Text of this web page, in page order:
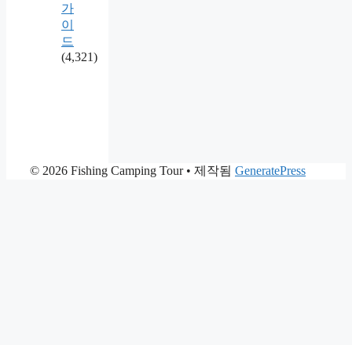
가
이
드
(4,321)
© 2026 Fishing Camping Tour• 제작됨 GeneratePress